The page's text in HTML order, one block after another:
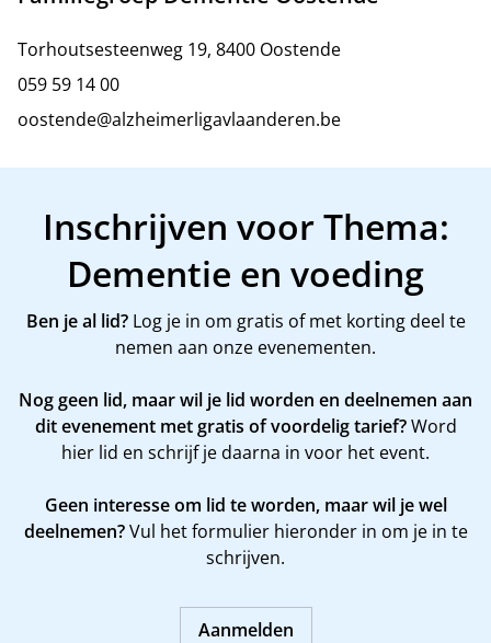
Torhoutsesteenweg 19, 8400 Oostende
059 59 14 00
oostende@alzheimerligavlaanderen.be
Inschrijven voor Thema:
Dementie en voeding
Ben je al lid?Log je in om gratis of met korting deel te
nemen aan onze evenementen.
Nog geen lid, maar wil je lid worden en deelnemen aan
dit evenement met gratis of voordelig tarief?Word
hier lid en schrijf je daarna in voor het event.
Geen interesse om lid te worden, maar wil je wel
deelnemen?Vul het formulier hieronder in om je in te
schrijven.
Aanmelden